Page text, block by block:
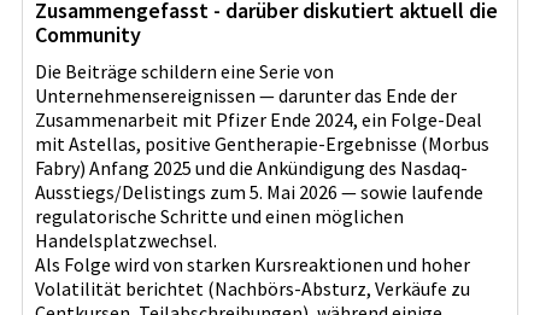
l>In Summe handelt es sich bei Sangamo Therapeutics um
ein hochspezialisiertes, forschungsgetriebenes Biotech-
Unternehmen mit binären Ergebnisprofilen vieler
Entwicklungsprogramme und einer hohen Abhängigkeit
von externen Partnern, regulatorischen Entscheidungen
und Kapitalmärkten.
Zusammengefasst - darüber diskutiert aktuell die
Community
Die Beiträge schildern eine Serie von
Unternehmensereignissen — darunter das Ende der
Zusammenarbeit mit Pfizer Ende 2024, ein Folge-Deal
mit Astellas, positive Gentherapie-Ergebnisse (Morbus
Fabry) Anfang 2025 und die Ankündigung des Nasdaq-
Ausstiegs/Delistings zum 5. Mai 2026 — sowie laufende
regulatorische Schritte und einen möglichen
Handelsplatzwechsel.
Als Folge wird von starken Kursreaktionen und hoher
Volatilität berichtet (Nachbörs-Absturz, Verkäufe zu